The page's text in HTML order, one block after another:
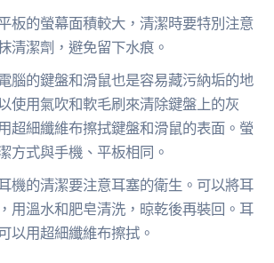
板的螢幕面積較大，清潔時要特別注意
清潔劑，避免留下水痕。
腦的鍵盤和滑鼠也是容易藏污納垢的地
使用氣吹和軟毛刷來清除鍵盤上的灰
超細纖維布擦拭鍵盤和滑鼠的表面。螢
方式與手機、平板相同。
機的清潔要注意耳塞的衛生。可以將耳
用溫水和肥皂清洗，晾乾後再裝回。耳
以用超細纖維布擦拭。